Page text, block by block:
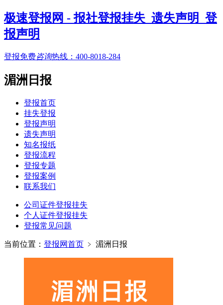
极速登报网 - 报社登报挂失_遗失声明_登
报声明
登报免费咨询热线： 400-8018-284
湄洲日报
登报首页
挂失登报
登报声明
遗失声明
知名报纸
登报流程
登报专题
登报案例
联系我们
公司证件登报挂失
个人证件登报挂失
登报常见问题
当前位置： 登报网首页 ﹥ 湄洲日报